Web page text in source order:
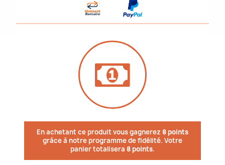
En achetant ce produit vous gagnerez 8 points
grâce à notre programme de fidélité. Votre
panier totalisera 8 points.